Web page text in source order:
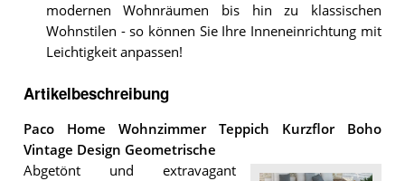
modernen Wohnräumen bis hin zu klassischen
Wohnstilen - so können Sie Ihre Inneneinrichtung mit
Leichtigkeit anpassen!
Artikelbeschreibung
Paco Home Wohnzimmer Teppich Kurzflor Boho
Vintage Design Geometrische
Abgetönt und extravagant